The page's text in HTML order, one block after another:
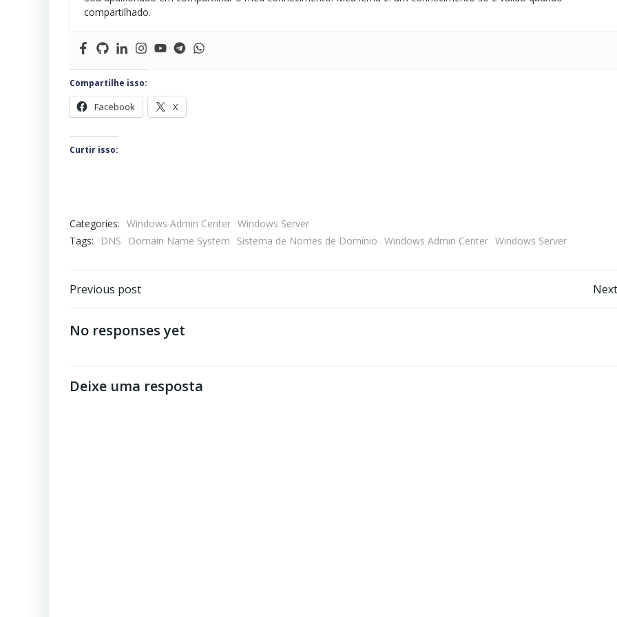
compartilhado.
Compartilhe isso:
Facebook X
Curtir isso:
Categories: Windows Admin Center Windows Server
Tags:
DNS Domain Name System Sistema de Nomes de Domínio Windows Admin Center Windows Server
Navegação
de
Previous post
No responses yet
Deixe uma resposta